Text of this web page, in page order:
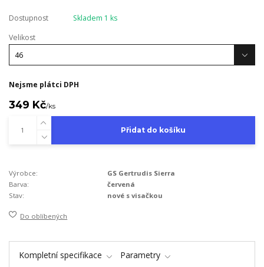
Dostupnost
Skladem 1 ks
Velikost
Nejsme plátci DPH
349 Kč/ks
Přidat do košíku
Výrobce:
GS Gertrudis Sierra
Barva:
červená
Stav:
nové s visačkou
Do oblíbených
Kompletní specifikace
Parametry